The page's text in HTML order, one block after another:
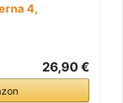
4,
26,90 €